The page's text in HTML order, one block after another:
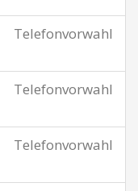
Telefonvorwahl
Telefonvorwahl
Telefonvorwahl